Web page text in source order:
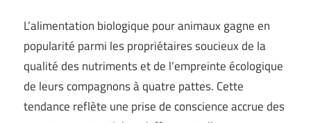
L’alimentation biologique pour animaux gagne en
popularité parmi les propriétaires soucieux de la
qualité des nutriments et de l’empreinte écologique
de leurs compagnons à quatre pattes. Cette
tendance reflète une prise de conscience accrue des